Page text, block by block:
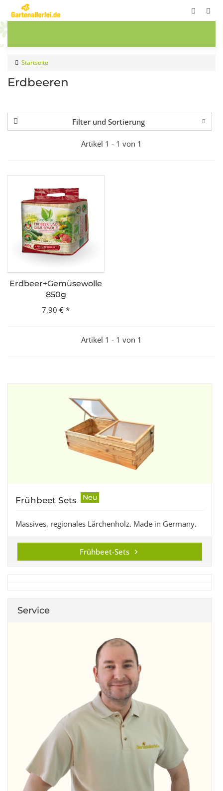
Startseite
Erdbeeren
Filter und Sortierung
Artikel 1 - 1 von 1
Erdbeer+Gemüsewolle
850g
7,90 € *
Artikel 1 - 1 von 1
Frühbeet Sets Neu
Massives, regionales Lärchenholz. Made in Germany.
Frühbeet-Sets
Service